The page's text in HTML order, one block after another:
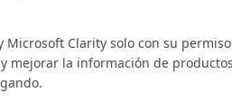
DE PRODUCTO Y
Microsoft Clarity solo con su
mejorar la información de